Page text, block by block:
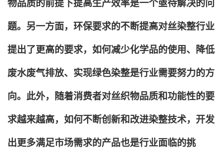
物品质的前提下提高生产效率是一个亟待解决的问
题。另一方面，环保要求的不断提高对丝染整行业
提出了更高的要求，如何减少化学品的使用、降低
废水废气排放、实现绿色染整是行业需要努力的方
向。此外，随着消费者对丝织物品质和功能性的要
求越来越高，如何不断创新和改进染整技术，开发
出更多满足市场需求的产品也是行业面临的挑